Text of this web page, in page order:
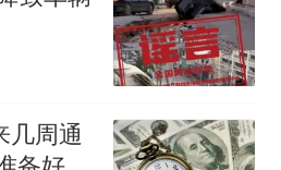
几周通